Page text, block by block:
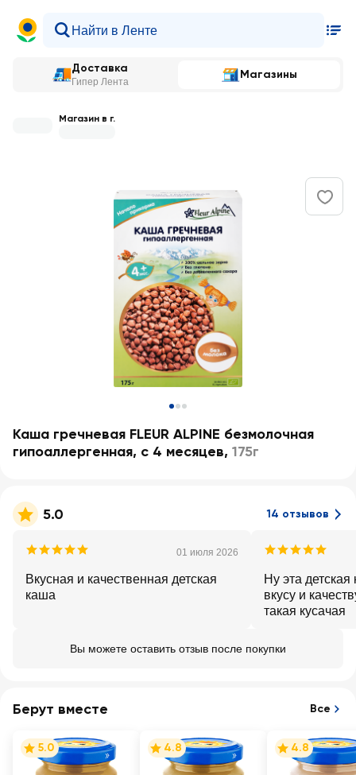
Доставка
Гипер Лента
Магазины
Магазин в г.
Каша гречневая FLEUR ALPINE безмолочная
гипоаллергенная, с 4 месяцев, 175г
5.0 14 отзывов
01 июля 2026
Вкусная и качественная детская
каша
Ну эта
вкусу и
такая кусачая
Вы можете оставить отзыв после покупки
Берут вместе Все
5.0 4.8 4.8